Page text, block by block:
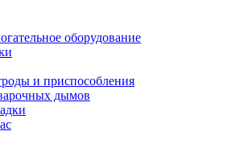
оборудование
и приспособления
дымов